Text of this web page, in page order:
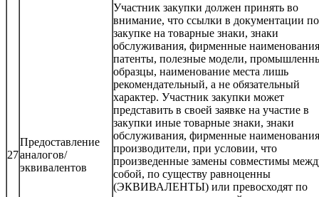
27
Предоставление
аналогов/
эквивалентов
Участник закупки должен принять во
внимание, что ссылки в документации по
закупке на товарные знаки, знаки
обслуживания, фирменные
патенты, полезные модели,
образцы, наименование места лишь
рекомендательный, а не обязательный
характер. Участник закупки может
представить в своей заявке на участие в
закупки иные товарные знаки, знаки
обслуживания, фирменные
производители, при условии, что
произведенные замены совместимы
собой, по существу равноценны
(ЭКВИВАЛЕНТЫ) или превосходят по